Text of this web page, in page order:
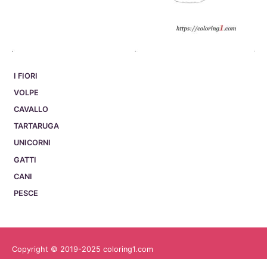
I FIORI
VOLPE
CAVALLO
TARTARUGA
UNICORNI
GATTI
CANI
PESCE
Copyright © 2019-2025 coloring1.com